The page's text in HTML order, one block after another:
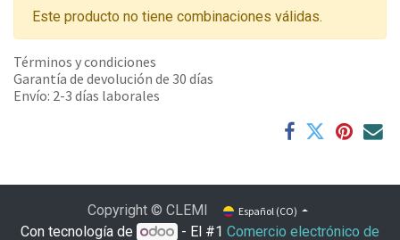
Este producto no tiene combinaciones válidas.
Términos y condiciones
Garantía de devolución de 30 días
Envío: 2-3 días laborales
Copyright © CLEMI Español (CO)
Con tecnología de - El #1Comercio electrónico de